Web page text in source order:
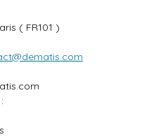
( FR101 )